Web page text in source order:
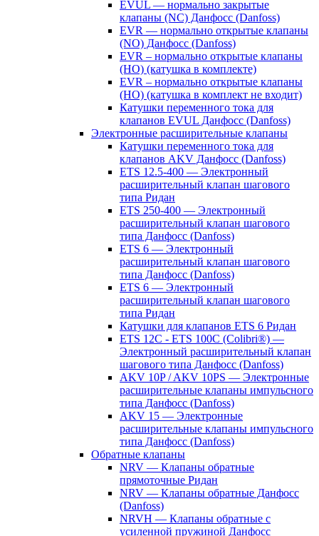
EVUL — нормально закрытые
клапаны (NC) Данфосс (Danfoss)
EVR — нормально открытые клапаны
(NO) Данфосс (Danfoss)
EVR – нормально открытые клапаны
(НО) (катушка в комплекте)
EVR – нормально открытые клапаны
(НО) (катушка в комплект не входит)
Катушки переменного тока для
клапанов EVUL Данфосс (Danfoss)
Электронные расширительные клапаны
Катушки переменного тока для
клапанов AKV Данфосс (Danfoss)
ETS 12.5-400 — Электронный
расширительный клапан шагового
типа Ридан
ETS 250-400 — Электронный
расширительный клапан шагового
типа Данфосс (Danfoss)
ETS 6 — Электронный
расширительный клапан шагового
типа Данфосс (Danfoss)
ETS 6 — Электронный
расширительный клапан шагового
типа Ридан
Катушки для клапанов ETS 6 Ридан
ETS 12C - ETS 100C (Colibri®) —
Электронный расширительный клапан
шагового типа Данфосс (Danfoss)
AKV 10P / AKV 10PS — Электронные
расширительные клапаны импульсного
типа Данфосс (Danfoss)
AKV 15 — Электронные
расширительные клапаны импульсного
типа Данфосс (Danfoss)
Обратные клапаны
NRV — Клапаны обратные
прямоточные Ридан
NRV — Клапаны обратные Данфосс
(Danfoss)
NRVH — Клапаны обратные с
усиленной пружиной Данфосс